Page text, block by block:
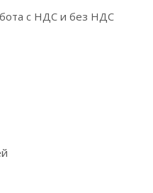
с НДС и без НДС